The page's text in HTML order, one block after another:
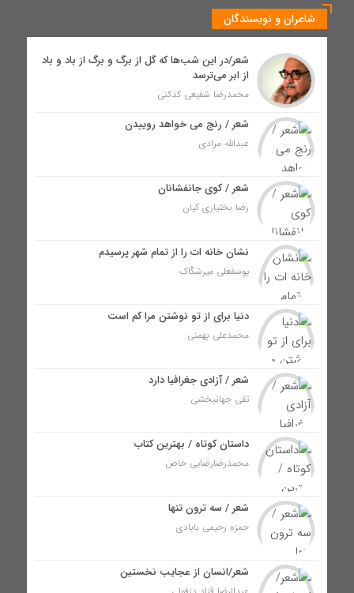
شاعران و نویسندگان
شعر/در این شب‌ها که گل از برگ و برگ از باد و باد
از ابر می‌ترسد
محمدرضا شفیعی کدکنی
شعر / رنج می خواهد روییدن
عبدالله مرادی
شعر / کوی جانفشانان
رضا بختیاری کیان
نشان خانه ات را از تمام شهر پرسیدم
یوسفعلی میرشکّاک
دنیا برای از تو نوشتن مرا کم است
محمدعلی بهمنی
شعر / آزادی جغرافیا دارد
تقی جهانبخشی
داستان کوتاه / بهترین کتاب
محمدرضارضایی خاص
شعر / سه ترون تنها
حمزه رحیمی بابادی
شعر/انسان از عجایب نخستین